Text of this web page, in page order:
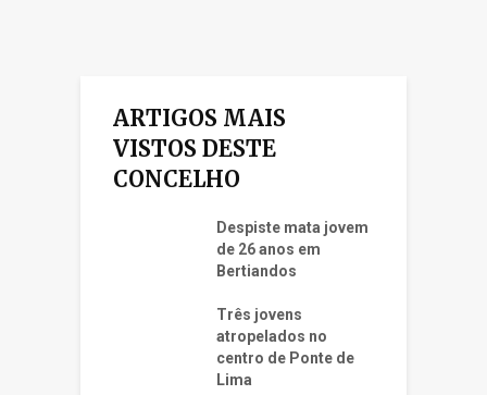
ARTIGOS MAIS
VISTOS DESTE
CONCELHO
Despiste mata jovem
de 26 anos em
Bertiandos
Três jovens
atropelados no
centro de Ponte de
Lima